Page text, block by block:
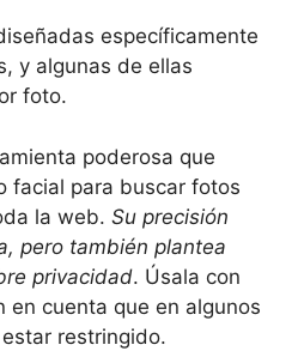
específicamente
y algunas de ellas
foto.
poderosa que
facial para buscar fotos
la web. Su precisión
pero también plantea
privacidad. Úsala con
en cuenta que en algunos
restringido.